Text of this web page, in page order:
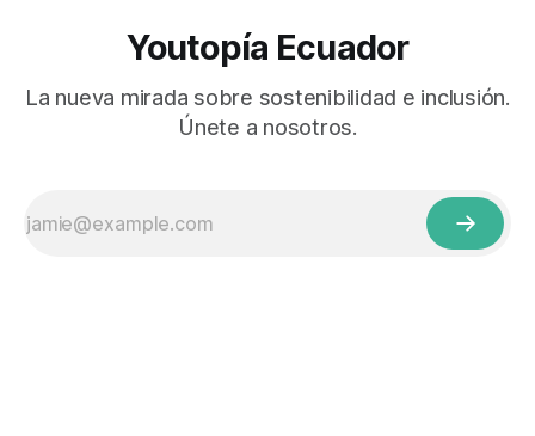
Youtopía Ecuador
La nueva mirada sobre sostenibilidad e inclusión.
Únete a nosotros.